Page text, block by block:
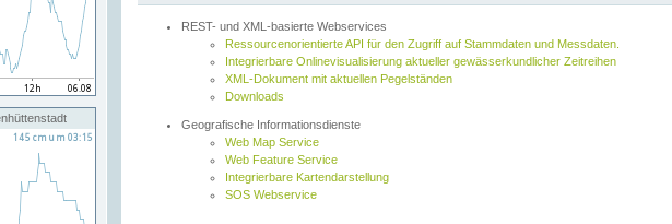
REST- und XML-basierte Webservices
Ressourcenorientierte API für den Zugriff auf Stammdaten und Messdaten.
Integrierbare Onlinevisualisierung aktueller gewässerkundlicher Zeitreihen
XML-Dokument mit aktuellen Pegelständen
Downloads
Geografische Informationsdienste
Web Map Service
Web Feature Service
Integrierbare Kartendarstellung
SOS Webservice